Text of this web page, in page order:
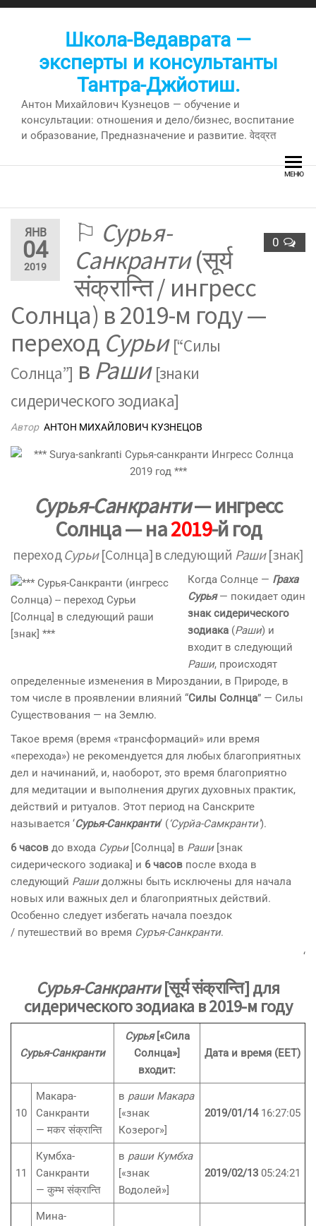
Перейти
Школа-Ведаврата —
эксперты и консультанты
Тантра-Джйотиш.
Антон Михайлович Кузнецов — обучение и
консультации: отношения и дело/бизнес, воспитание
и образование, Предназначение и развитие. वेदव्रत
МЕНЮ
ЯНВ
04
2019
0
⚐ Сурья-
Санкранти(सूर्य
संक्रान्ति / ингресс
Солнца) в 2019-м году —
переход Сурьи [“Силы
Солнца”] в Раши [знаки
сидерического зодиака]
Автор АНТОН МИХАЙЛОВИЧ КУЗНЕЦОВ
Сурья-Санкранти— ингресс
Солнца — на2019-й год
переходСурьи[Солнца] в следующий Раши[знак]
Когда Солнце — Граха
Сурья— покидает один
знак сидерического
зодиака (Раши) и
входит в следующий
Раши, происходят
определенные изменения в Мироздании, в Природе, в
том числе в проявлении влияний “Силы Солнца” — Силы
Существования — на Землю.
Такое время (время «трансформаций» или время
«перехода») не рекомендуется для любых благоприятных
дел и начинаний, и, наоборот, это время благоприятно
для медитации и выполнения других духовных практик,
действий и ритуалов. Этот период на Санскрите
называется ‘Сурья-Санкранти‘ (‘Сурйа-Самкранти’).
6 часов до входа Сурьи[Солнца] в Раши[знак
сидерического зодиака] и 6 часов после входа в
следующий Рашидолжны быть исключены для начала
новых или важных дел и благоприятных действий.
Особенно следует избегать начала поездок
/ путешествий во время Суръя-Санкранти.
‘
Сурья-Санкранти[सूर्य संक्रान्ति] для
сидерического зодиака в 2019-м году
Сурья-Санкранти
Сурья[«Сила
Солнца»]
входит:
Дата и время (EET)
10
Макара-
Санкранти
— मकर संक्रान्ति
в раши Макара
[«знак
Козерог»]
2019/01/1416:27:05
11
Кумбха-
Санкранти
— कुम्भ संक्रान्ति
в раши Кумбха
[«знак
Водолей»]
2019/02/13 05:24:21
Мина-